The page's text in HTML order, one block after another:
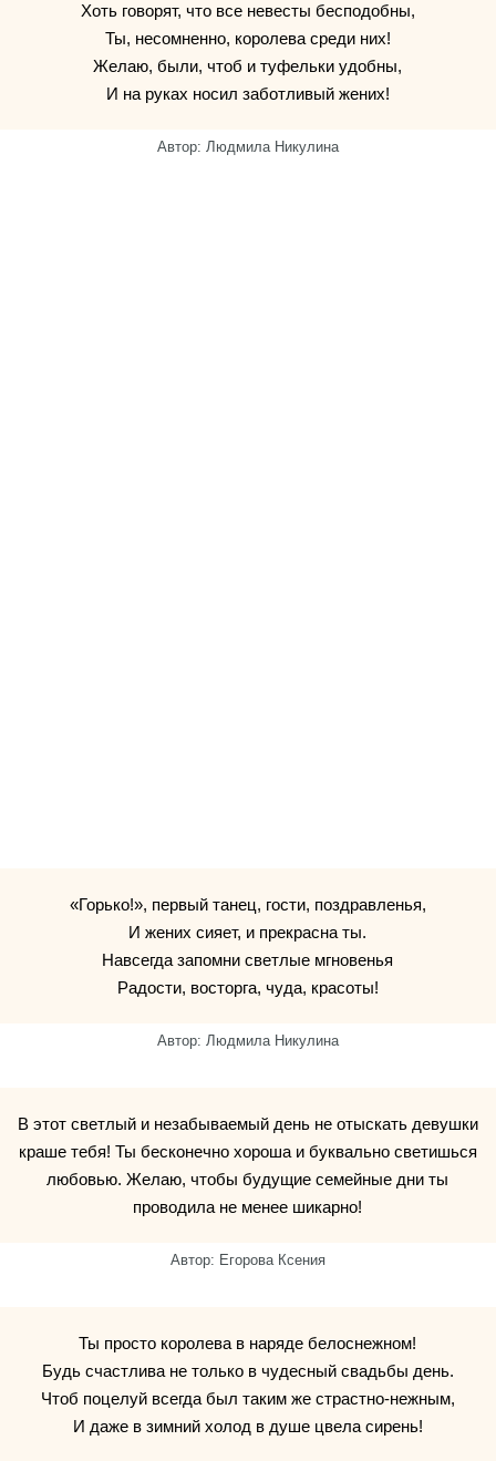
Хоть говорят, что все невесты бесподобны,
Ты, несомненно, королева среди них!
Желаю, были, чтоб и туфельки удобны,
И на руках носил заботливый жених!
Автор: Людмила Никулина
«Горько!», первый танец, гости, поздравленья,
И жених сияет, и прекрасна ты.
Навсегда запомни светлые мгновенья
Радости, восторга, чуда, красоты!
Автор: Людмила Никулина
В этот светлый и незабываемый день не отыскать девушки
краше тебя! Ты бесконечно хороша и буквально светишься
любовью. Желаю, чтобы будущие семейные дни ты
проводила не менее шикарно!
Автор: Егорова Ксения
Ты просто королева в наряде белоснежном!
Будь счастлива не только в чудесный свадьбы день.
Чтоб поцелуй всегда был таким же страстно-нежным,
И даже в зимний холод в душе цвела сирень!